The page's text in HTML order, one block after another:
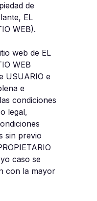
de
EL
WEB).
web de EL
WEB
USUARIO e
e
condiciones
legal,
sin previo
caso se
con la mayor